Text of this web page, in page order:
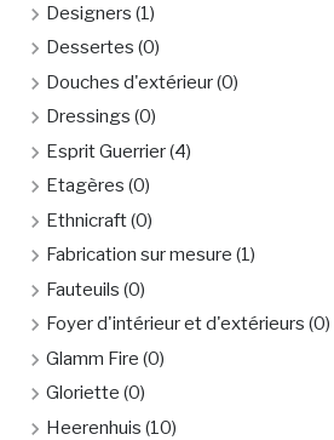
Designers (1)
Dessertes (0)
Douches d'extérieur(0)
Dressings (0)
Esprit Guerrier(4)
Etagères (0)
Ethnicraft(0)
Fabrication sur mesure (1)
Fauteuils (0)
Foyer d'intérieur et d'extérieurs (0)
Glamm Fire (0)
Gloriette (0)
Heerenhuis (10)